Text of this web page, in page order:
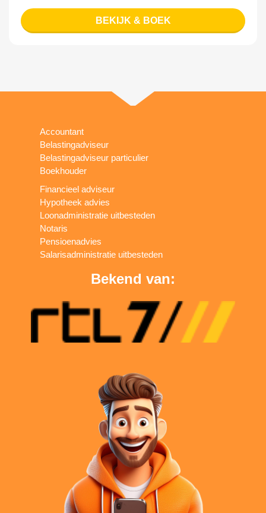
BEKIJK & BOEK
Accountant
Belastingadviseur
Belastingadviseur particulier
Boekhouder
Financieel adviseur
Hypotheek advies
Loonadministratie uitbesteden
Notaris
Pensioenadvies
Salarisadministratie uitbesteden
Bekend van: